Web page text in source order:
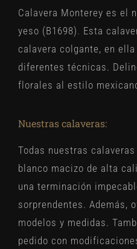
Calavera Monterey es el
yeso (B1698). Esta
calavera colgante, en
diferentes técnicas.
florales al estilo
Nuestras calaveras:
Todas nuestras
blanco macizo de alta
una terminación
sorprendentes. Además,
modelos y medidas.
pedido con